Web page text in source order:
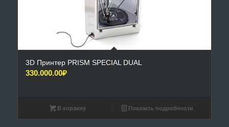
3D Принтер PRISM SPECIAL DUAL
330.000.00₽
В корзину Показать подробности